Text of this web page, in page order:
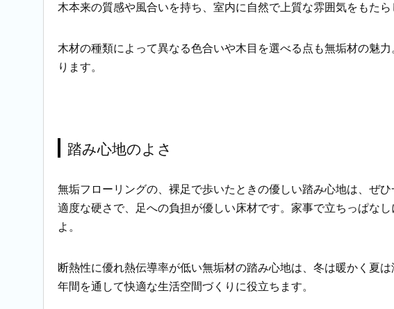
木本来の質感や風合いを持ち、室内に自然で上質な雰囲気をもたら
木材の種類によって異なる色合いや木目を選べる点も無垢材の魅
ります。
踏み心地のよさ
無垢フローリングの、裸足で歩いたときの優しい踏み心地は、ぜひ
適度な硬さで、足への負担が優しい床材です。家事で立ちっぱな
よ。
断熱性に優れ熱伝導率が低い無垢材の踏み心地は、冬は暖かく夏は
年間を通して快適な生活空間づくりに役立ちます。